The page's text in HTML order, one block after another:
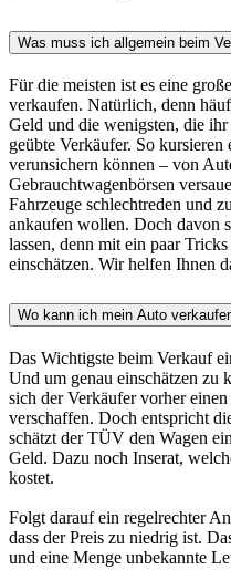
Was muss ich allgemein beim
Für die meisten ist es eine
verkaufen. Natürlich, denn
Geld und die wenigsten, die
geübte Verkäufer. So
verunsichern können – von
Gebrauchtwagenbörsen
Fahrzeuge schlechtreden und
ankaufen wollen. Doch davon
lassen, denn mit ein paar
einschätzen. Wir helfen Ihnen
Wo kann ich mein Auto
Das Wichtigste beim Verkauf
Und um genau einschätzen zu
sich der Verkäufer vorher
verschaffen. Doch entspricht
schätzt der TÜV den Wagen
Geld. Dazu noch Inserat,
kostet.
Folgt darauf ein regelrechter
dass der Preis zu niedrig ist.
und eine Menge unbekannte